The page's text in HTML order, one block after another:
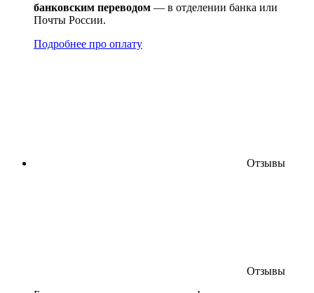
банковским переводом — в отделении банка или
Почты России.
Подробнее про оплату
Отзывы
Отзывы